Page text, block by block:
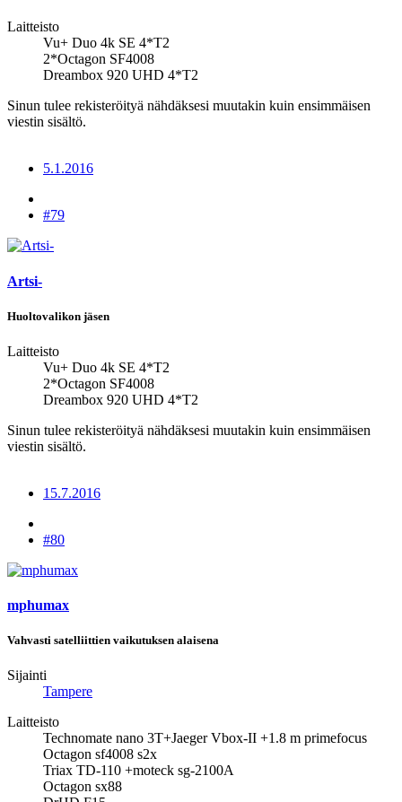
Laitteisto
Vu+ Duo 4k SE 4*T2
2*Octagon SF4008
Dreambox 920 UHD 4*T2
Sinun tulee rekisteröityä nähdäksesi muutakin kuin ensimmäisen
viestin sisältö.
5.1.2016
#79
Artsi-
Huoltovalikon jäsen
Laitteisto
Vu+ Duo 4k SE 4*T2
2*Octagon SF4008
Dreambox 920 UHD 4*T2
Sinun tulee rekisteröityä nähdäksesi muutakin kuin ensimmäisen
viestin sisältö.
15.7.2016
#80
mphumax
Vahvasti satelliittien vaikutuksen alaisena
Sijainti
Tampere
Laitteisto
Technomate nano 3T+Jaeger Vbox-II +1.8 m primefocus
Octagon sf4008 s2x
Triax TD-110 +moteck sg-2100A
Octagon sx88